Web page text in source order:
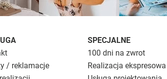
/ reklamacje
SPECJALNE
100 dni na zwrot
Realizacja ekspresowa